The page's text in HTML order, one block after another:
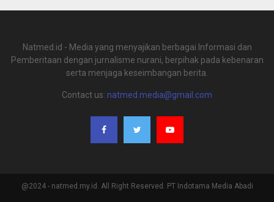
Natmed.id - Media yang menyajikan berbagai Informasi dan
Pemberitaan dengan jurnalisme nurani, berpihak pada kebenaran
serta menjaga keseimbangan berita.
Contact us: natmed.media@gmail.com
@2024 - natmed.my.id. All Right Reserved. PT Indotama Media Abadi